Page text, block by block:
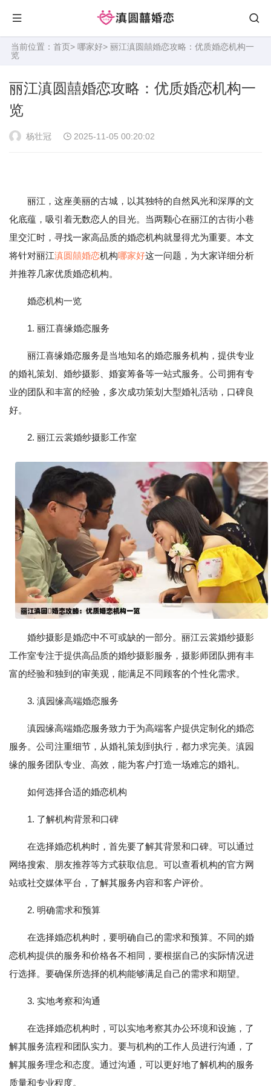
当前位置： 首页> 哪家好> 丽江滇圆囍婚恋攻略：优质婚恋机构一
览
丽江滇圆囍婚恋攻略：优质婚恋机构一
览
杨壮冠 2025-11-05 00:20:02
丽江，这座美丽的古城，以其独特的自然风光和深厚的文
化底蕴，吸引着无数恋人的目光。当两颗心在丽江的古街小巷
里交汇时，寻找一家高品质的婚恋机构就显得尤为重要。本文
将针对丽江滇圆囍婚恋机构哪家好这一问题，为大家详细分析
并推荐几家优质婚恋机构。
婚恋机构一览
1. 丽江喜缘婚恋服务
丽江喜缘婚恋服务是当地知名的婚恋服务机构，提供专业
的婚礼策划、婚纱摄影、婚宴筹备等一站式服务。公司拥有专
业的团队和丰富的经验，多次成功策划大型婚礼活动，口碑良
好。
2. 丽江云裳婚纱摄影工作室
婚纱摄影是婚恋中不可或缺的一部分。丽江云裳婚纱摄影
工作室专注于提供高品质的婚纱摄影服务，摄影师团队拥有丰
富的经验和独到的审美观，能满足不同顾客的个性化需求。
3. 滇园缘高端婚恋服务
滇园缘高端婚恋服务致力于为高端客户提供定制化的婚恋
服务。公司注重细节，从婚礼策划到执行，都力求完美。滇园
缘的服务团队专业、高效，能为客户打造一场难忘的婚礼。
如何选择合适的婚恋机构
1. 了解机构背景和口碑
在选择婚恋机构时，首先要了解其背景和口碑。可以通过
网络搜索、朋友推荐等方式获取信息。可以查看机构的官方网
站或社交媒体平台，了解其服务内容和客户评价。
2. 明确需求和预算
在选择婚恋机构时，要明确自己的需求和预算。不同的婚
恋机构提供的服务和价格各不相同，要根据自己的实际情况进
行选择。要确保所选择的机构能够满足自己的需求和期望。
3. 实地考察和沟通
在选择婚恋机构时，可以实地考察其办公环境和设施，了
解其服务流程和团队实力。要与机构的工作人员进行沟通，了
解其服务理念和态度。通过沟通，可以更好地了解机构的服务
质量和专业程度。